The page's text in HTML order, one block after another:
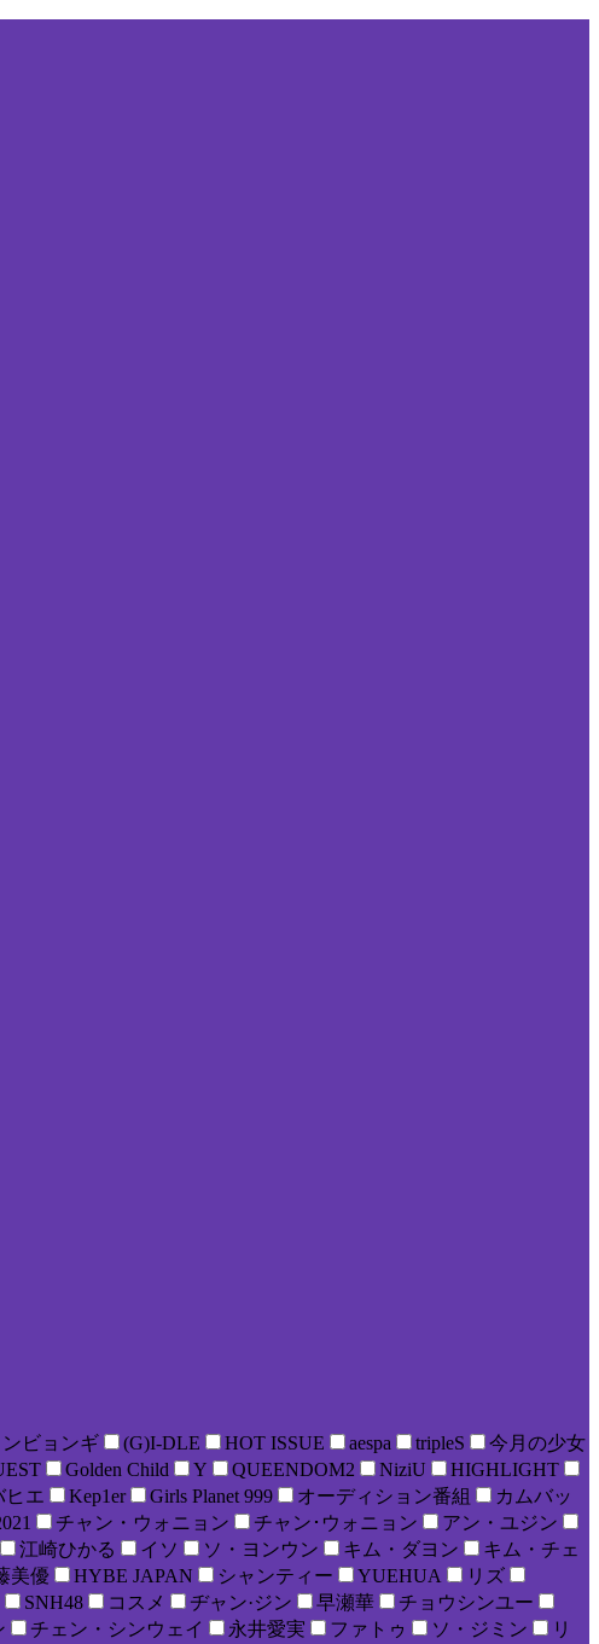
ビョンギ (G)I-DLE HOT ISSUE aespa tripleS
今月の少女
Golden Child Y QUEENDOM2 NiziU
HIGHLIGHT
ヒエ Kep1er Girls Planet 999 オーディション番組
カムバッ
チャン・ウォニョン チャン･ウォニョン
アン・ユジン
江崎ひかる イソ ソ・ヨンウン キム・ダヨン
キム・チェ
美優 HYBE JAPAN シャンティー YUEHUA
リズ
SNH48 コスメ ヂャン·ジン 早瀬華
チョウシンユー
チェン・シンウェイ 永井愛実 ファトゥ ソ・ジミン
リ